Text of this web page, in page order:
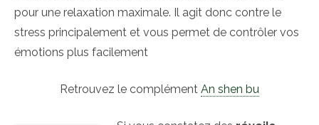
pour une relaxation maximale. Il agit donc contre le
stress principalement et vous permet de contrôler vos
émotions plus facilement
Retrouvez le complément An shen bu